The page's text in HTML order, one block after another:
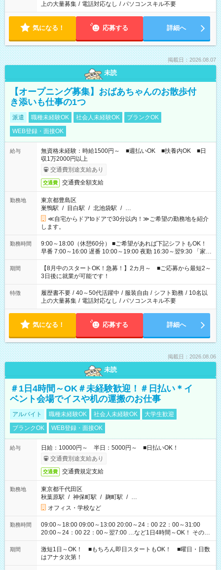
上の大量募集 / 電話対応なし / パソコンスキル不要
気になる！ 応募する 詳細へ
掲載日：2026.08.07
未読
【オープニング募集】おばあちゃんのお散歩付
き添いも仕事の1つ
派遣 職種未経験OK 社会人未経験OK
ブランクOK
WEB登録・面接OK
給与
無資格未経験：時給1500円～ ■週払いOK ■扶養内OK ■日
収1万2000円以上
交通費別途支給あり
交通費 交通費全額支給
勤務地
東京都豊島区
巣鴨駅 / 目白駅 / 北池袋駅 / …
≪自宅からドアtoドアで30分以内！≫ご希望の勤務地を紹介
します。
勤務時間
9:00～18:00（休憩60分） ■ご希望があれば下記シフトもOK！
早番 7:00～16:00 遅番 10:00～19:00 夜勤 16:30～翌9:30 「家族
と休みを合わせたい」 「余裕を持って夕飯の準備がしたい」
「できれば残業はしたくない」 など、ご希望を教えてください
ね。 ※Wワーク希望の方へ 今ご覧のお仕事で希望する勤務時間
と、もう1つのお仕事の勤務時間。 合計で週40時間を超える場
合は応募できません。
期間
【8月中のスタートOK！急募！】2カ月～ ■ご応募から最短2～
3日後に就業が可能です！
特徴 履歴書不要 / 40～50代活躍中 / 服装自由 / シフト勤務 / 10名以
上の大量募集 / 電話対応なし / パソコンスキル不要
気になる！ 応募する 詳細へ
掲載日：2026.08.06
未読
＃1日4時間～OK＃未経験歓迎！＃日払い＊イ
ベント会場でイスや机の運搬のお仕事
アルバイト 職種未経験OK 社会人未経験OK
大学生歓迎
ブランクOK
WEB登録・面接OK
給与
日給：10000円～ 半日：5000円～ ■日払いOK！
交通費別途支給あり
交通費 交通費規定支給
勤務地
東京都千代田区
秋葉原駅 / 神保町駅 / 麹町駅 / …
オフィス・学校など
勤務時間
09:00～18:00 09:00～13:00 20:00～24：00 22：00～31:00
20:00～24：00 22：00～翌7:00 …など1日4時間～OK！ その他
シフトもございます！ お気軽にご相談ください！
期間
激短1日～OK！ ■もちろん即日スタートもOK！ ■曜日・日数
はアナタ次第！